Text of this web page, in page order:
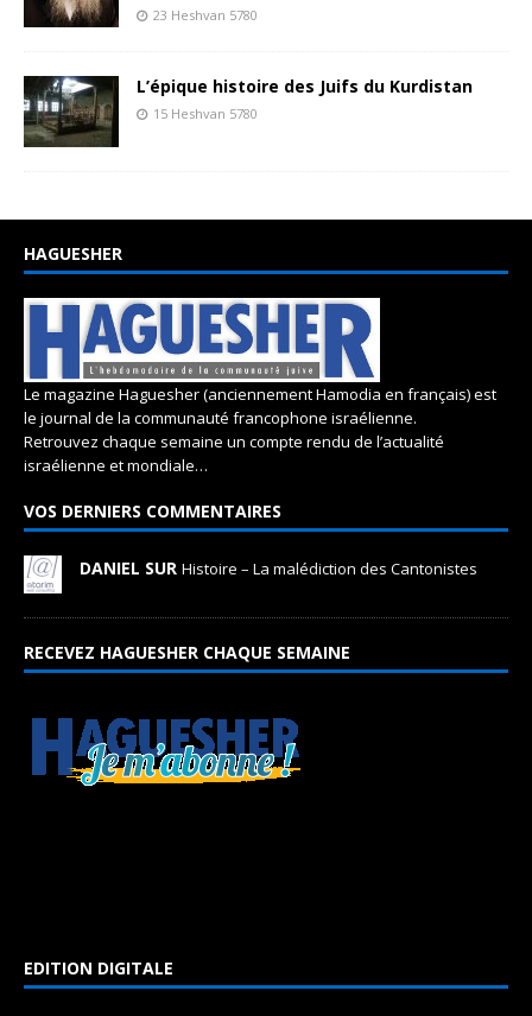
23 Heshvan 5780
L’épique histoire des Juifs du Kurdistan
15 Heshvan 5780
HAGUESHER
Le magazine Haguesher (anciennement Hamodia en français) est
le journal de la communauté francophone israélienne.
Retrouvez chaque semaine un compte rendu de l’actualité
israélienne et mondiale…
VOS DERNIERS COMMENTAIRES
DANIEL SUR Histoire – La malédiction des Cantonistes
RECEVEZ HAGUESHER CHAQUE SEMAINE
EDITION DIGITALE